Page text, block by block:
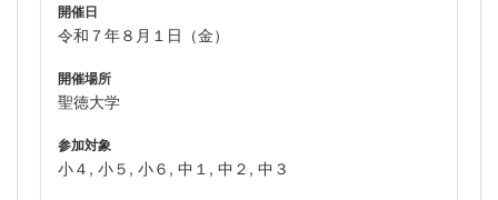
開催日
令和７年８月１日（金）
開催場所
聖徳大学
参加対象
小４, 小５, 小６, 中１, 中２, 中３